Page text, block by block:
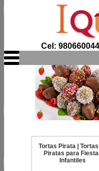
Cel: 980660044
Tortas Pirata |
Piratas para
Infantiles